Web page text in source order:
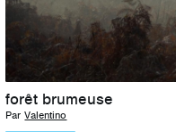
forêt brumeuse
Par Valentino